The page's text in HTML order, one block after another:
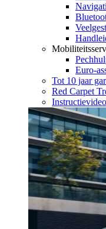
Euro-
Tot 10 jaar
Red Carpet